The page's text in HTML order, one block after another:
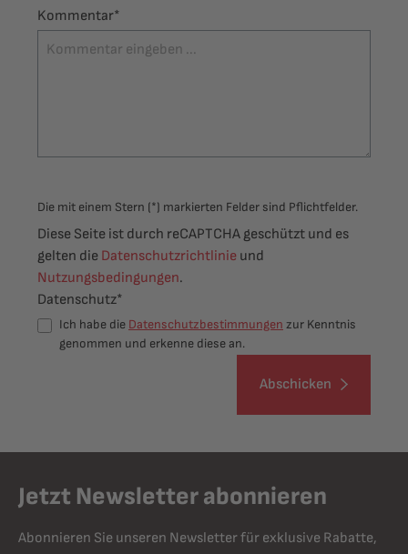
Kommentar*
Die mit einem Stern (*) markierten Felder sind Pflichtfelder.
Diese Seite ist durch reCAPTCHA geschützt und es
gelten die Datenschutzrichtlinie und
Nutzungsbedingungen.
Datenschutz*
Ich habe die Datenschutzbestimmungen zur Kenntnis
genommen und erkenne diese an.
Abschicken
Jetzt Newsletter abonnieren
Abonnieren Sie unseren Newsletter für exklusive Rabatte,